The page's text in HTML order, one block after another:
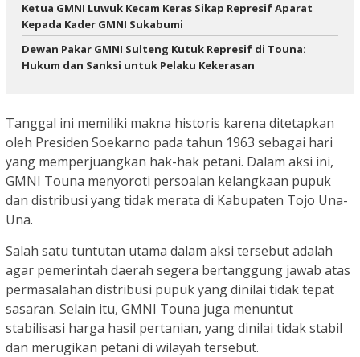
Ketua GMNI Luwuk Kecam Keras Sikap Represif Aparat
Kepada Kader GMNI Sukabumi
Dewan Pakar GMNI Sulteng Kutuk Represif di Touna:
Hukum dan Sanksi untuk Pelaku Kekerasan
Tanggal ini memiliki makna historis karena ditetapkan
oleh Presiden Soekarno pada tahun 1963 sebagai hari
yang memperjuangkan hak-hak petani. Dalam aksi ini,
GMNI Touna menyoroti persoalan kelangkaan pupuk
dan distribusi yang tidak merata di Kabupaten Tojo Una-
Una.
Salah satu tuntutan utama dalam aksi tersebut adalah
agar pemerintah daerah segera bertanggung jawab atas
permasalahan distribusi pupuk yang dinilai tidak tepat
sasaran. Selain itu, GMNI Touna juga menuntut
stabilisasi harga hasil pertanian, yang dinilai tidak stabil
dan merugikan petani di wilayah tersebut.